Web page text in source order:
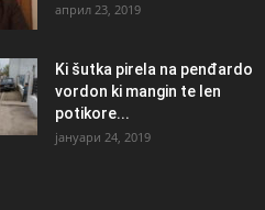
април 23, 2019
Ki šutka pirela na penđardo
vordon ki mangin te len
potikore...
јануари 24, 2019